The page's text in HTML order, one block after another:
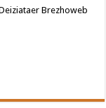
Brezhoweb